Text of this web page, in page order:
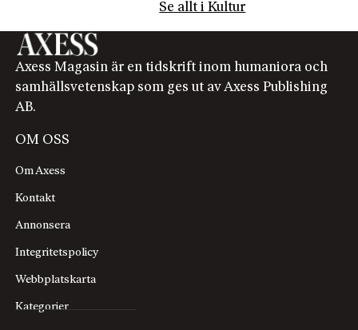
Se allt i Kultur
Axess Magasin är en tidskrift inom humaniora och
samhällsvetenskap som ges ut av Axess Publishing
AB.
OM OSS
Om Axess
Kontakt
Annonsera
Integritetspolicy
Webbplatskarta
Kategorier